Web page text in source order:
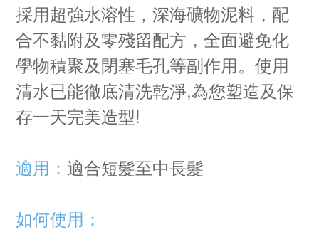
採用超強水溶性，深海礦物泥料，配
合不黏附及零殘留配方，全面避免化
學物積聚及閉塞毛孔等副作用。使用
清水已能徹底清洗乾淨,為您塑造及保
存一天完美造型!
適用： 適合短髮至中長髮
如何使用：